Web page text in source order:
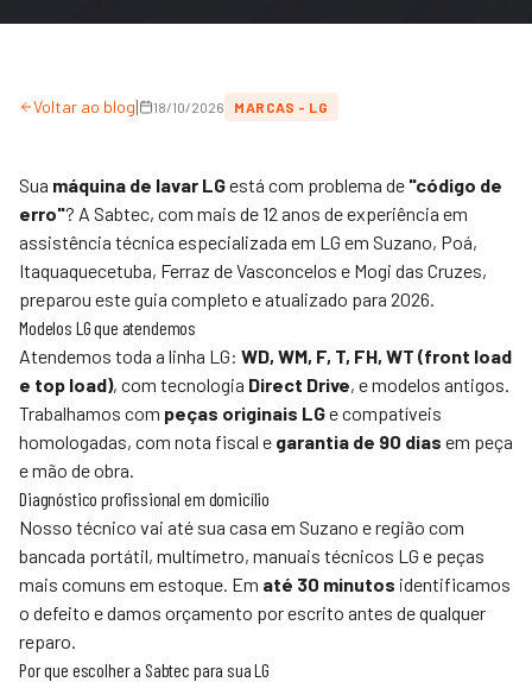
Voltar ao blog| 18/10/2026 MARCAS - LG
Sua máquina de lavar LGestá com problema de "código de
erro"? A Sabtec, com mais de 12 anos de experiência em
assistência técnica especializada em LG em Suzano, Poá,
Itaquaquecetuba, Ferraz de Vasconcelos e Mogi das Cruzes,
preparou este guia completo e atualizado para 2026.
Modelos LG que atendemos
Atendemos toda a linha LG: WD, WM, F, T, FH, WT (front load
e top load), com tecnologia Direct Drive, e modelos antigos.
Trabalhamos com peças originais LGe compatíveis
homologadas, com nota fiscal e garantia de 90 dias em peça
e mão de obra.
Diagnóstico profissional em domicílio
Nosso técnico vai até sua casa em Suzano e região com
bancada portátil, multímetro, manuais técnicos LG e peças
mais comuns em estoque. Em até 30 minutos identificamos
o defeito e damos orçamento por escrito antes de qualquer
reparo.
Por que escolher a Sabtec para sua LG